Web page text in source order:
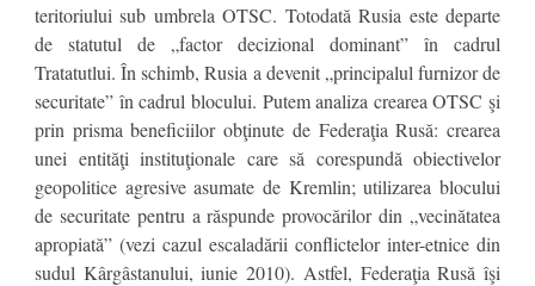
teritoriului sub umbrela OTSC. Totodată Rusia este departe
de statutul de „factor decizional dominant” în cadrul
Tratatutlui. În schimb, Rusia a devenit „principalul furnizor de
securitate” în cadrul blocului. Putem analiza crearea OTSC şi
prin prisma beneficiilor obţinute de Federaţia Rusă: crearea
unei entităţi instituţionale care să corespundă obiectivelor
geopolitice agresive asumate de Kremlin; utilizarea blocului
de securitate pentru a răspunde provocărilor din „vecinătatea
apropiată” (vezi cazul escaladării conflictelor inter-etnice din
sudul Kârgâstanului, iunie 2010). Astfel, Federaţia Rusă îşi